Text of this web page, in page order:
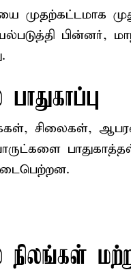
முதற்கட்டமாக
பின்னர்,
சிலைகள்,
பாதுகாத்தல்
நிலங்கள்